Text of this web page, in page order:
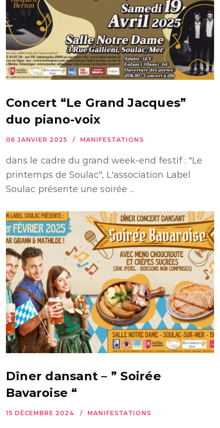
Concert “Le Grand Jacques”
duo piano-voix
06 JANVIER 2025 MANIFESTATIONS
dans le cadre du grand week-end festif : "Le
printemps de Soulac", L'association Label
Soulac présente une soirée ...
Dîner dansant – ” Soirée
Bavaroise “
15 DÉCEMBRE 2024 MANIFESTATIONS